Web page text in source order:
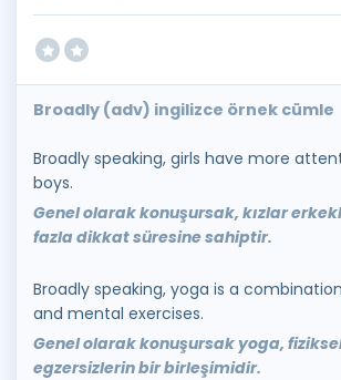
Broadly (adv) ingilizce örnek cümle
Broadly speaking, girls have more
boys.
Genel olarak konuşursak, kızlar
fazla dikkat süresine sahiptir.
Broadly speaking, yoga is a
and mental exercises.
Genel olarak konuşursak yoga,
egzersizlerin bir birleşimidir.